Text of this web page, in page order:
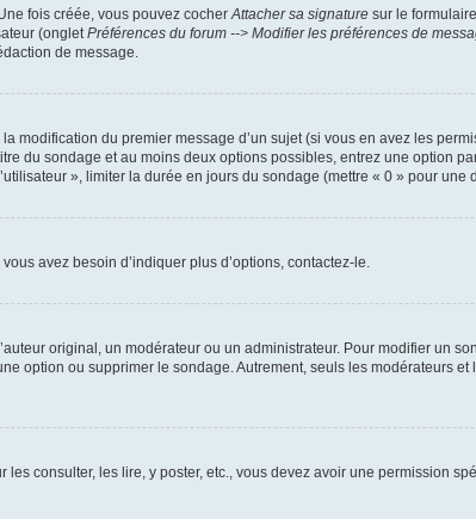
fois créée, vous pouvez cocher Attacher sa signature sur le
(onglet Préférences du forum --> Modifier les préférences de
de message.
modification du premier message d’un sujet (si vous en avez les
du sondage et au moins deux options possibles, entrez une option
», limiter la durée en jours du sondage (mettre « 0 » pour
avez besoin d’indiquer plus d’options, contactez-le.
original, un modérateur ou un administrateur. Pour modifier un
option ou supprimer le sondage. Autrement, seuls les modérateurs
consulter, les lire, y poster, etc., vous devez avoir une permission